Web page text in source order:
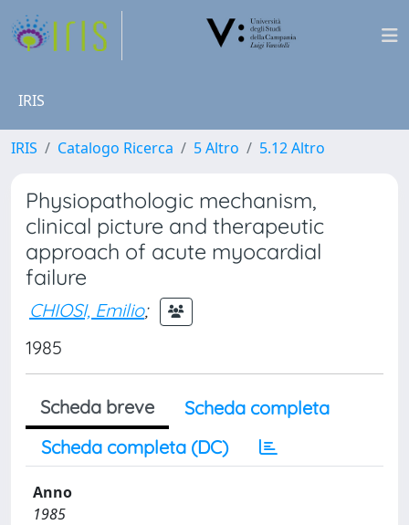
IRIS
IRIS Catalogo Ricerca 5 Altro 5.12 Altro
Physiopathologic mechanism,
clinical picture and therapeutic
approach of acute myocardial
failure
CHIOSI, Emilio;
1985
Scheda breve
Scheda completa
Scheda completa (DC)
Anno
1985